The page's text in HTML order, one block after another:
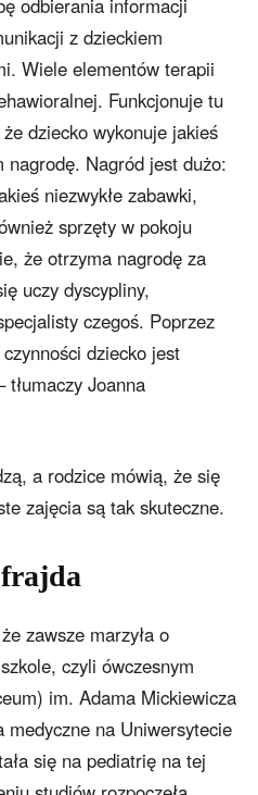
odbierania informacji
z dzieckiem
Wiele elementów terapii
Funkcjonuje tu
dziecko wykonuje jakieś
Nagród jest dużo:
niezwykłe zabawki,
sprzęty w pokoju
że otrzyma nagrodę za
uczy dyscypliny,
czegoś. Poprzez
dziecko jest
Joanna
a rodzice mówią, że się
zajęcia są tak skuteczne.
frajda
zawsze marzyła o
czyli ówczesnym
im. Adama Mickiewicza
medyczne na Uniwersytecie
się na pediatrię na tej